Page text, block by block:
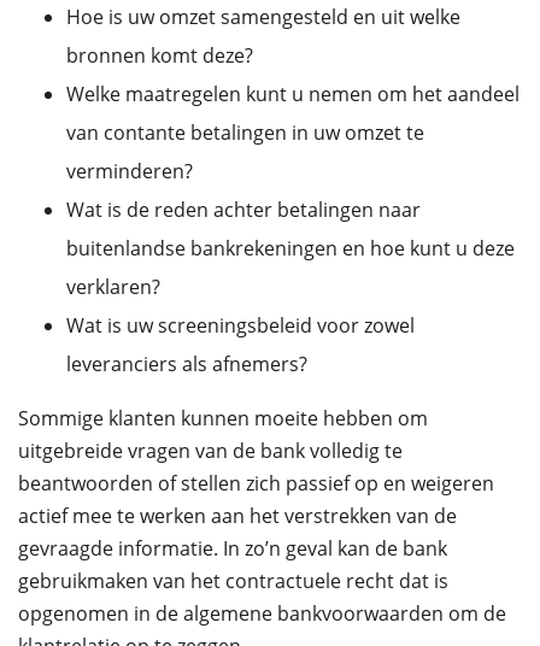
Hoe is uw omzet samengesteld en uit welke
bronnen komt deze?
Welke maatregelen kunt u nemen om het aandeel
van contante betalingen in uw omzet te
verminderen?
Wat is de reden achter betalingen naar
buitenlandse bankrekeningen en hoe kunt u deze
verklaren?
Wat is uw screeningsbeleid voor zowel
leveranciers als afnemers?
Sommige klanten kunnen moeite hebben om
uitgebreide vragen van de bank volledig te
beantwoorden of stellen zich passief op en weigeren
actief mee te werken aan het verstrekken van de
gevraagde informatie. In zo’n geval kan de bank
gebruikmaken van het contractuele recht dat is
opgenomen in de algemene bankvoorwaarden om de